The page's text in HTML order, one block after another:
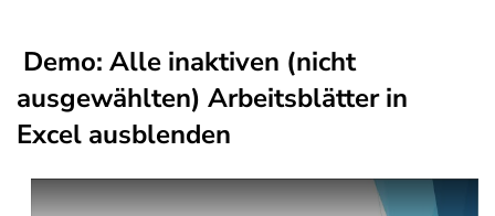
Demo: Alle inaktiven (nicht
ausgewählten) Arbeitsblätter in
Excel ausblenden